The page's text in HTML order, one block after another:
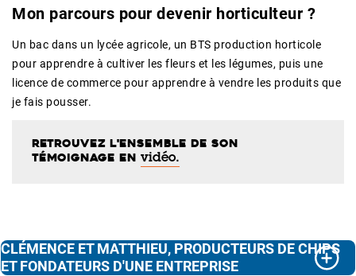
Mon parcours pour devenir horticulteur ?
Un bac dans un lycée agricole, un BTS production horticole
pour apprendre à cultiver les fleurs et les légumes, puis une
licence de commerce pour apprendre à vendre les produits que
je fais pousser.
Retrouvez l'ensemble de son
témoignage en vidéo.
CLÉMENCE ET MATTHIEU, PRODUCTEURS DE CHIPS
ET FONDATEURS D'UNE ENTREPRISE